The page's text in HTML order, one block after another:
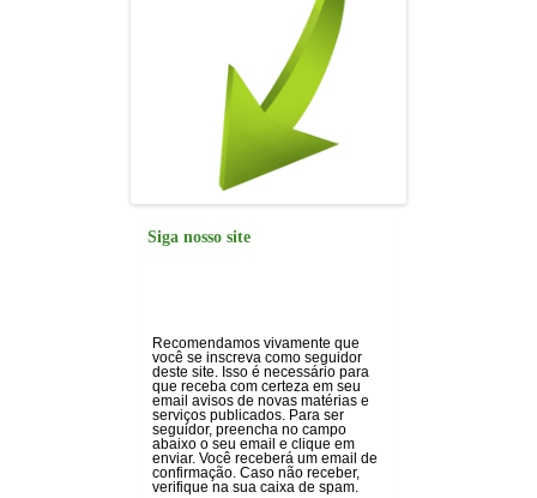
Siga nosso site
Recomendamos vivamente que
você se inscreva como seguidor
deste site. Isso é necessário para
que receba com certeza em seu
email avisos de novas matérias e
serviços publicados. Para ser
seguidor, preencha no campo
abaixo o seu email e clique em
enviar. Você receberá um email de
confirmação. Caso não receber,
verifique na sua caixa de spam.